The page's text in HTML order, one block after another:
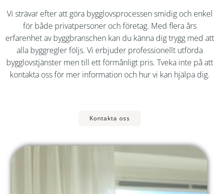
Vi strävar efter att göra bygglovsprocessen smidig och enkel
för både privatpersoner och företag. Med flera års
erfarenhet av byggbranschen kan du känna dig trygg med att
alla byggregler följs. Vi erbjuder professionellt utförda
bygglovstjänster men till ett förmånligt pris. Tveka inte på att
kontakta oss för mer information och hur vi kan hjälpa dig.
Kontakta oss